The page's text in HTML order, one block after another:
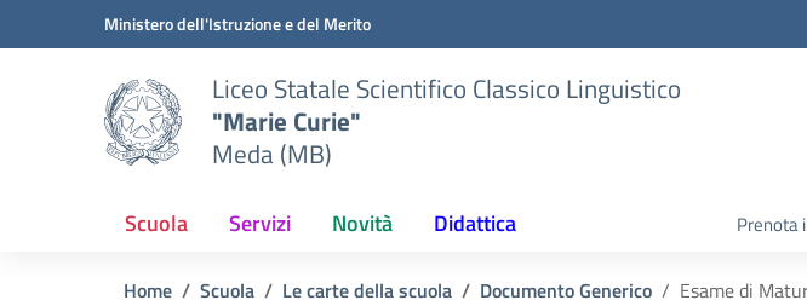
Vai ai contenuti
Vai al menu di navigazioneMinistero dell'Istruzione e del Merito
Liceo Statale Scientifico Classico Linguistico
"Marie Curie"
Meda (MB)
Scuola Servizi Novità Didattica Prenota
Home Scuola Le carte della scuola Documento Generico Esame di